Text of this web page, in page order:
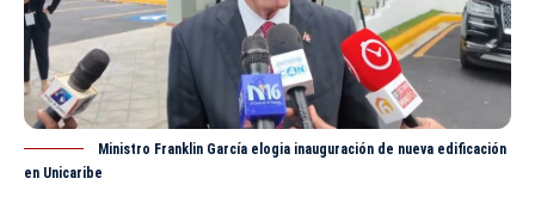
Ministro Franklin García elogia inauguración de nueva edificación
en Unicaribe